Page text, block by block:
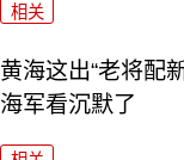
相关
黄海这出“老将配
海军看沉默了